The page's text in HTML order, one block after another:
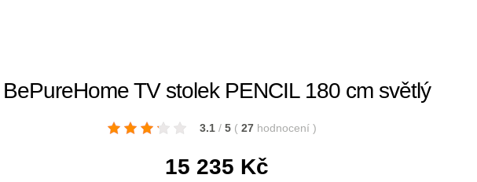
BePureHome TV stolek PENCIL 180 cm světlý
3.1 / 5 ( 27 hodnocení )
15 235 Kč